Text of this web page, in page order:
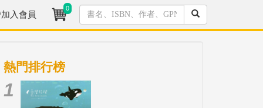
入會員
0
熱門排行榜
1